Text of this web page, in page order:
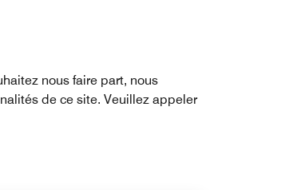
nous faire part, nous
de ce site. Veuillez appeler